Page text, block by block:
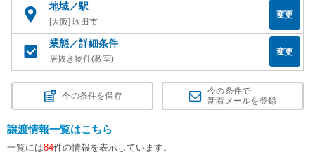
地域／駅
[大阪] 吹田市
変更
業態／詳細条件
居抜き物件(教室)
変更
今の条件を保存
今の条件で
新着メールを登録
譲渡情報一覧はこちら
一覧には84件の情報を表示しています。